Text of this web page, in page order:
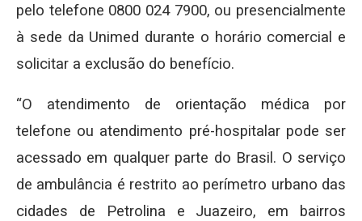
pelo telefone 0800 024 7900, ou presencialmente
à sede da Unimed durante o horário comercial e
solicitar a exclusão do benefício.
“O atendimento de orientação médica por
telefone ou atendimento pré-hospitalar pode ser
acessado em qualquer parte do Brasil. O serviço
de ambulância é restrito ao perímetro urbano das
cidades de Petrolina e Juazeiro, em bairros